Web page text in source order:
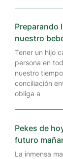
Preparando
nuestro
Tener un hijo
persona en
nuestro
conciliación
obliga a
Pekes de
futuro
La inmensa